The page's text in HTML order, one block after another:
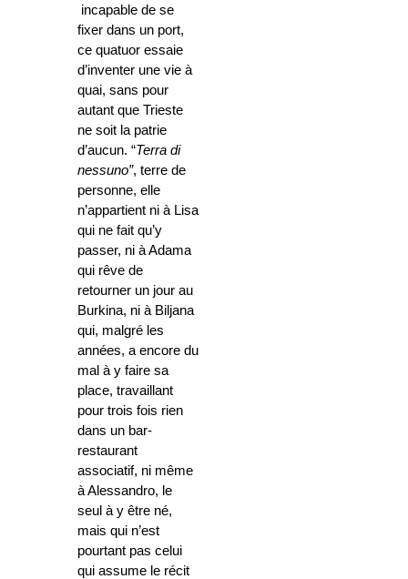
incapable de se
fixer dans un port,
ce quatuor essaie
d’inventer une vie à
quai, sans pour
autant que Trieste
ne soit la patrie
d’aucun. “Terra di
nessuno”, terre de
personne, elle
n’appartient ni à Lisa
qui ne fait qu’y
passer, ni à Adama
qui rêve de
retourner un jour au
Burkina, ni à Biljana
qui, malgré les
années, a encore du
mal à y faire sa
place, travaillant
pour trois fois rien
dans un bar-
restaurant
associatif, ni même
à Alessandro, le
seul à y être né,
mais qui n’est
pourtant pas celui
qui assume le récit